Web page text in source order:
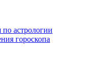
астрологии
гороскопа